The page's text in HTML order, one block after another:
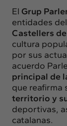
El Grup
entidades
Castellers
cultura
por sus
acuerdo
principal de
que reafirma
territorio y
deportivas,
catalanas.